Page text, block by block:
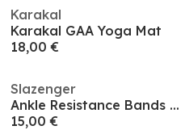
Karakal
Karakal GAA Yoga Mat
18,00 €
Slazenger
Ankle Resistance Bands Set
15,00 €